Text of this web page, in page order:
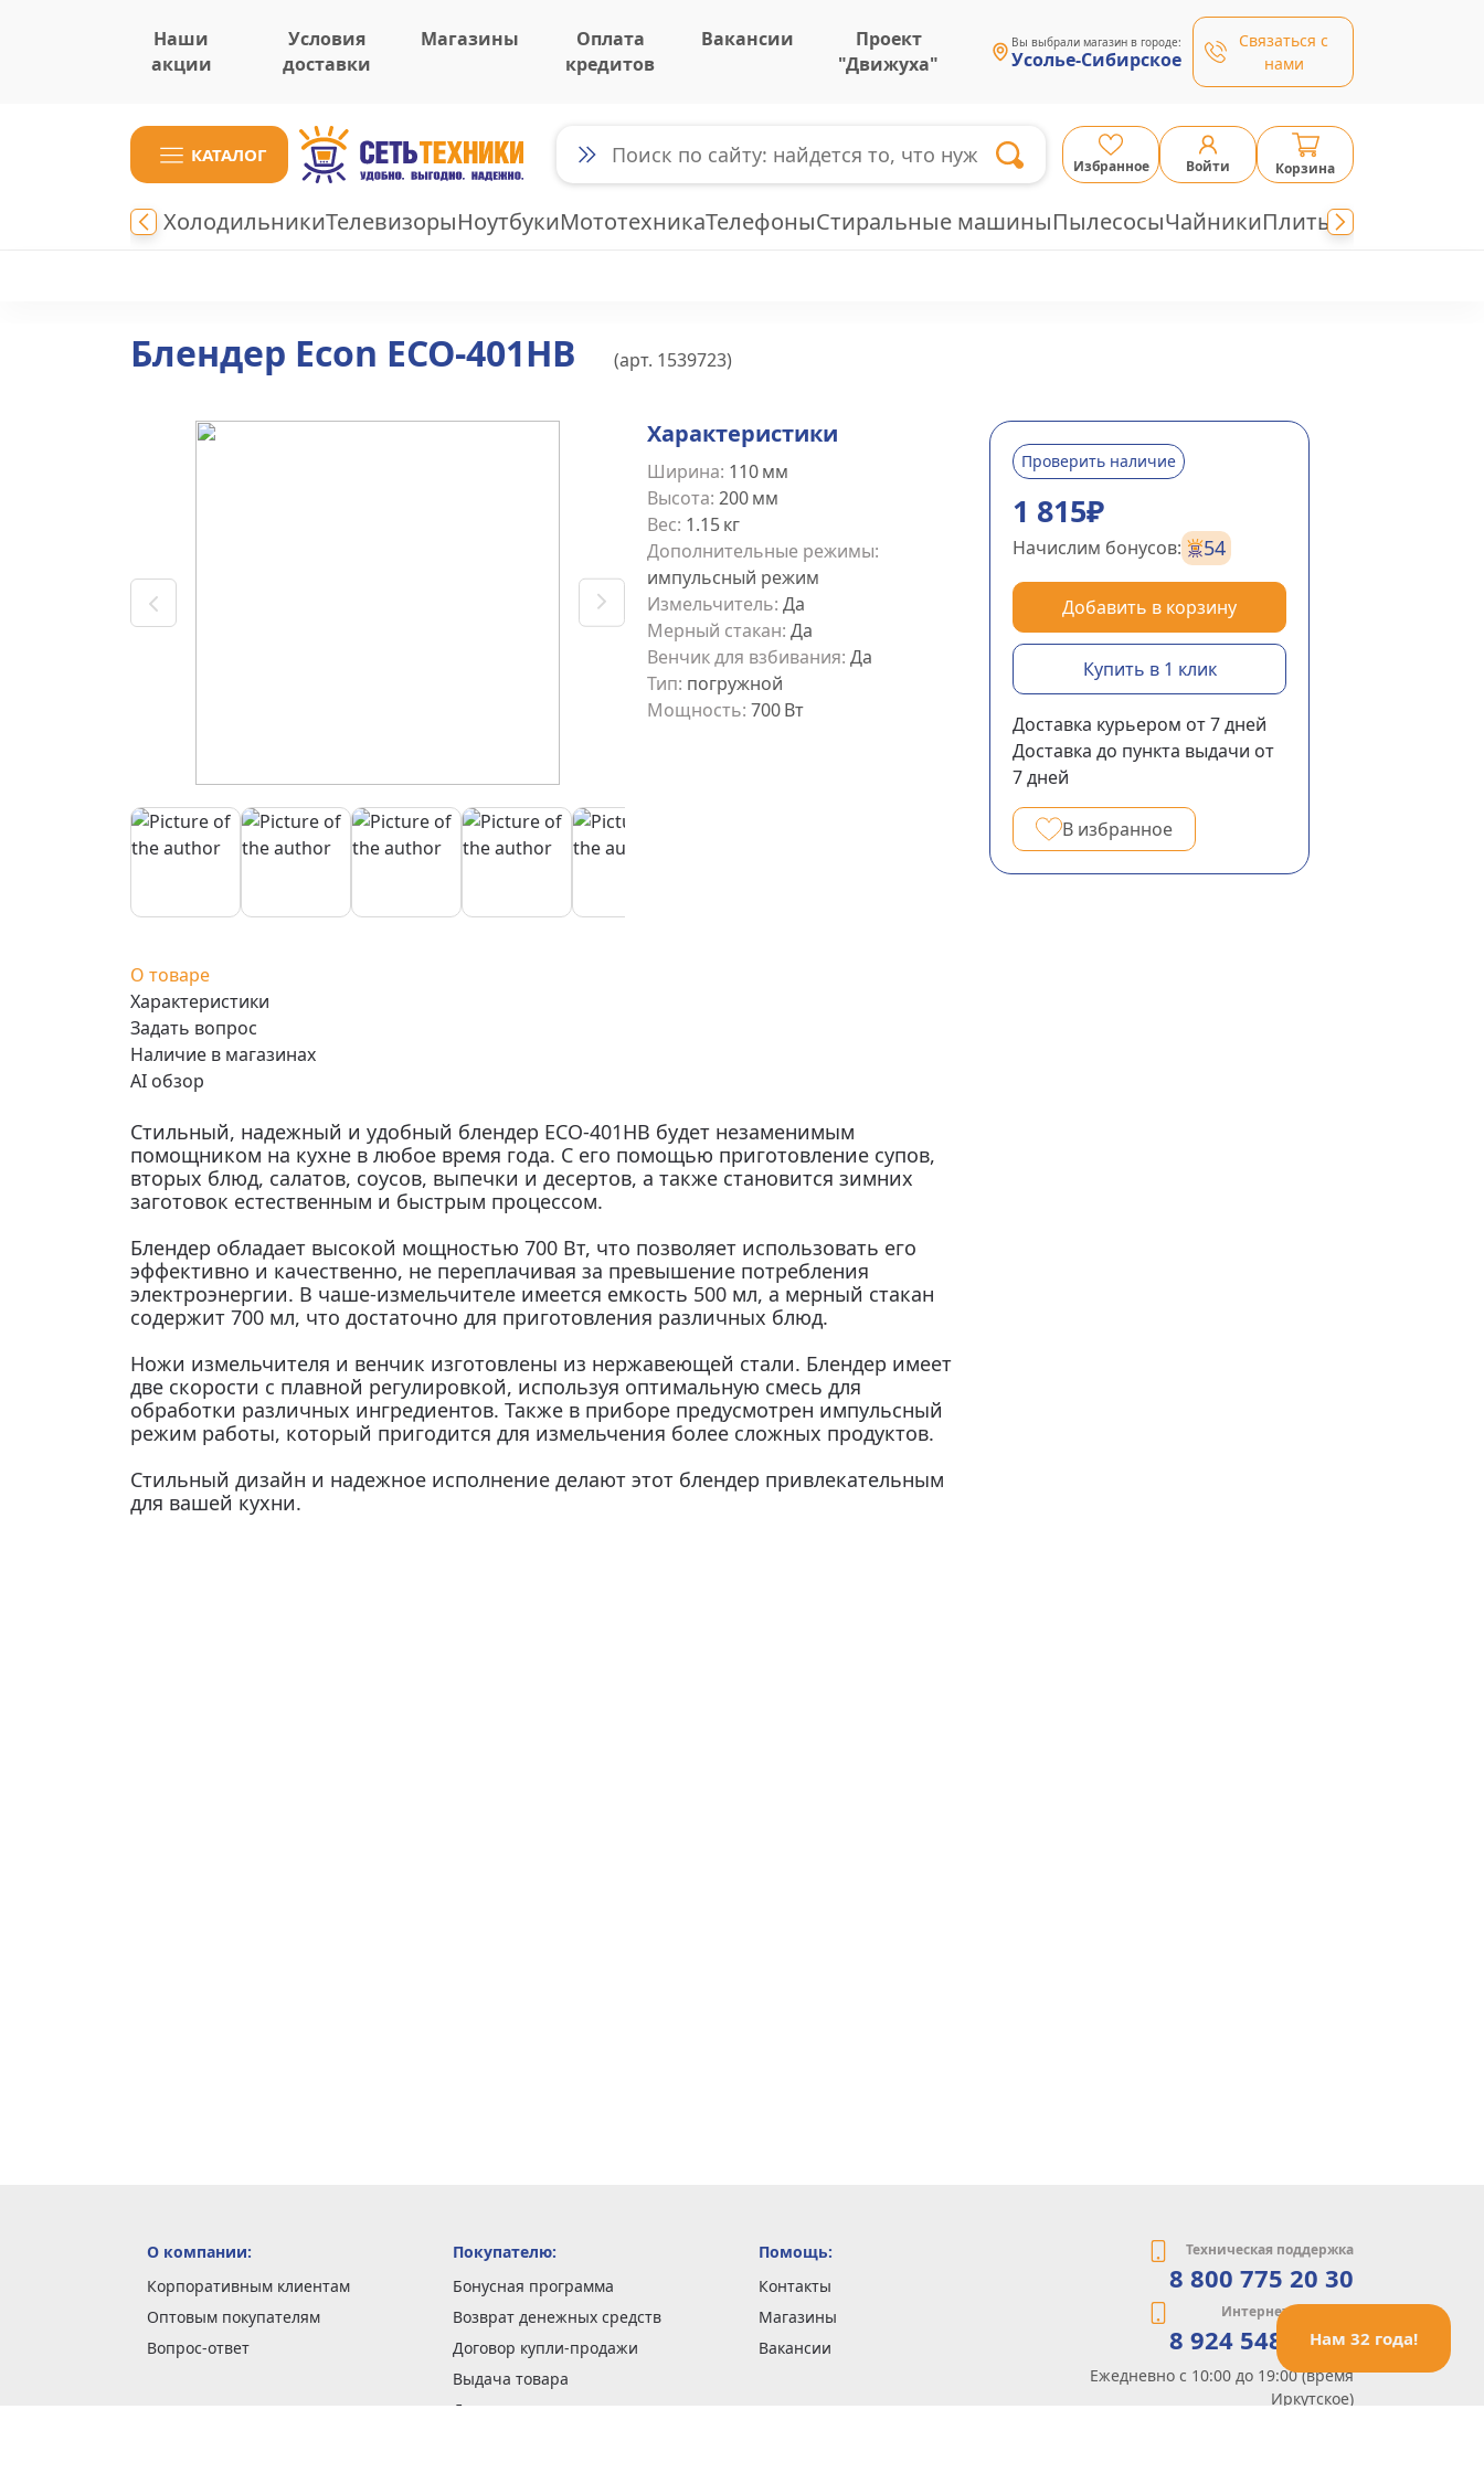
Наши
акции
Условия
доставки
Магазины
Оплата
кредитов
Вакансии
Проект
"Движуха"
Вы выбрали магазин в городе:
Усолье-Сибирское
Связаться с
нами
КАТАЛОГ
Избранное Войти Корзина
ХолодильникиТелевизорыНоутбукиМототехникаТелефоныСтиральные машиныПылесосыЧайникиПлиты
Нам 32 года!
Блендер Econ ECO-401HB (арт. 1539723)
1 815₽
Проверить наличие
Начислим бонусов: 54
Добавить в корзину
Купить в 1 клик
Доставка курьером от 7дней
Доставка до пункта выдачи от
7дней
В избранное
Характеристики
Ширина: 110мм
Высота: 200мм
Вес: 1.15кг
Дополнительные режимы:
импульсный режим
Измельчитель: Да
Мерный стакан: Да
Венчик для взбивания: Да
Тип: погружной
Мощность: 700Вт
О товаре
Характеристики
Задать вопрос
Наличие в магазинах
AI обзор
Стильный, надежный и удобный блендер ECO-401HB будет незаменимым
помощником на кухне в любое время года. С его помощью приготовление супов,
вторых блюд, салатов, соусов, выпечки и десертов, а также становится зимних
заготовок естественным и быстрым процессом.
Блендер обладает высокой мощностью 700 Вт, что позволяет использовать его
эффективно и качественно, не переплачивая за превышение потребления
электроэнергии. В чаше-измельчителе имеется емкость 500 мл, а мерный стакан
содержит 700 мл, что достаточно для приготовления различных блюд.
Ножи измельчителя и венчик изготовлены из нержавеющей стали. Блендер имеет
две скорости с плавной регулировкой, используя оптимальную смесь для
обработки различных ингредиентов. Также в приборе предусмотрен импульсный
режим работы, который пригодится для измельчения более сложных продуктов.
Стильный дизайн и надежное исполнение делают этот блендер привлекательным
для вашей кухни.
О компании:
Корпоративным клиентам
Оптовым покупателям
Вопрос-ответ
Покупателю:
Бонусная программа
Возврат денежных средств
Договор купли-продажи
Выдача товара
Доставка заказов
Помощь:
Контакты
Магазины
Вакансии
Техническая поддержка
8 800 775 20 30
Интернет-магазин
8 924 548 85 07
Ежедневно с 10:00 до 19:00 (время
Иркутское)